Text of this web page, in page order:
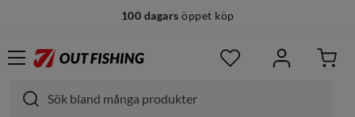
100 dagars öppet köp